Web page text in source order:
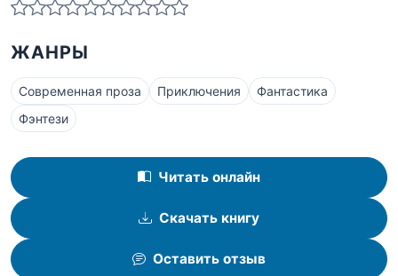
ЖАНРЫ
Современная проза Приключения
Фантастика
Фэнтези
Читать онлайн
Скачать книгу
Оставить отзыв